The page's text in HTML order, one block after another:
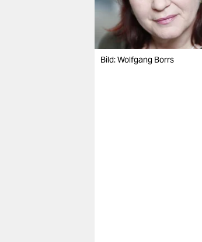
Bild: Wolfgang Borrs